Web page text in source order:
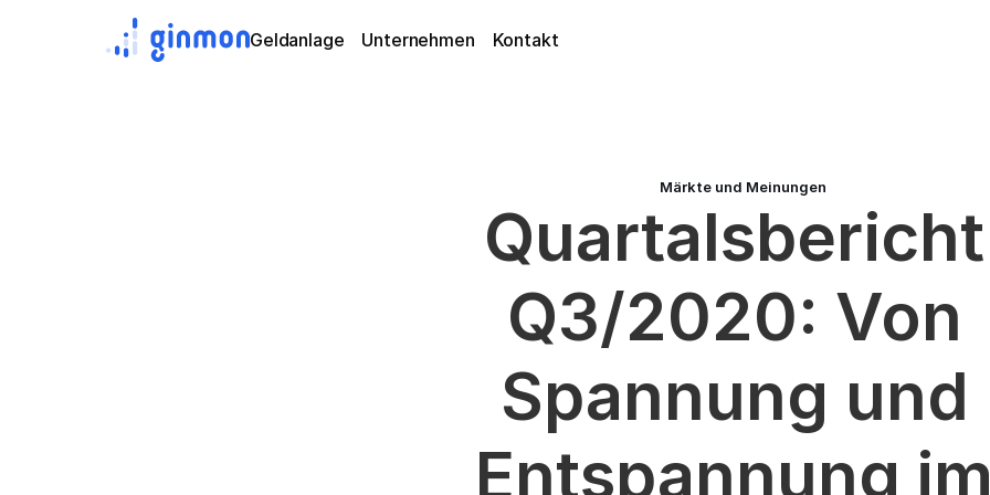
Geldanlage Unternehmen Kontakt
Märkte und Meinungen
Quartalsbericht
Q3/2020: Von
Spannung und
Entspannung im